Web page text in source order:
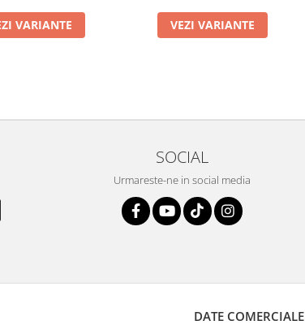
VARIANTE VEZI VARIANTE
SOCIAL
Urmareste-ne in social media
DATE COMERCIALE